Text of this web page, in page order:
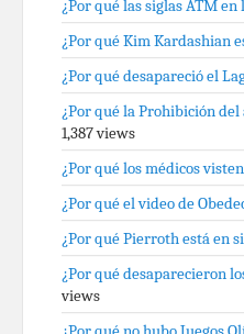
¿Por qué las siglas ATM en
¿Por qué Kim Kardashian
¿Por qué desapareció el
¿Por qué la Prohibición del
1,387 views
¿Por qué los médicos
¿Por qué el video de
¿Por qué Pierroth está en
¿Por qué desaparecieron
views